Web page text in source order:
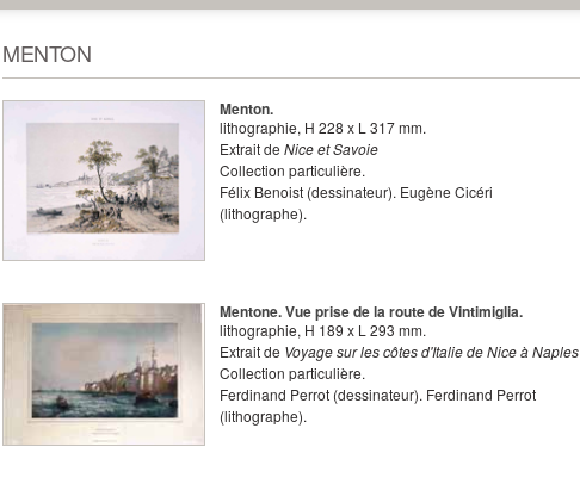
MENTON
Menton.
lithographie, H 228 x L 317mm.
Extrait de Nice et Savoie
Collection particulière.
Félix Benoist (dessinateur). Eugène Cicéri
(lithographe).
Mentone. Vue prise de la route de Vintimiglia.
lithographie, H 189 x L293 mm.
Extrait de Voyage sur les côtes d'Italie de Nice à Naples
Collection particulière.
Ferdinand Perrot (dessinateur). Ferdinand Perrot
(lithographe).